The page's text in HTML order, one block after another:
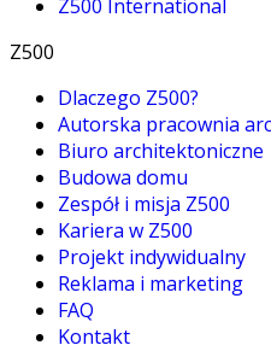
Z500 International
Z500
Dlaczego Z500?
Autorska pracownia
Biuro architektoniczne
Budowa domu
Zespół i misja Z500
Kariera w Z500
Projekt indywidualny
Reklama i marketing
FAQ
Kontakt